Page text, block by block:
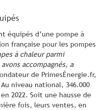
équipés d’une pompe à
française pour les pompes
à chaleur parmi
accompagnés, a
de PrimesÉnergie.fr,
niveau national, 346.000
2022. Soit une hausse de
fois, leurs ventes, en